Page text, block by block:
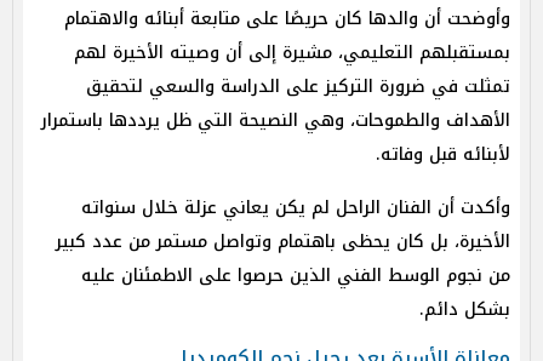
وأوضحت أن والدها كان حريصًا على متابعة أبنائه والاهتمام
بمستقبلهم التعليمي، مشيرة إلى أن وصيته الأخيرة لهم
تمثلت في ضرورة التركيز على الدراسة والسعي لتحقيق
الأهداف والطموحات، وهي النصيحة التي ظل يرددها باستمرار
لأبنائه قبل وفاته.
وأكدت أن الفنان الراحل لم يكن يعاني عزلة خلال سنواته
الأخيرة، بل كان يحظى باهتمام وتواصل مستمر من عدد كبير
من نجوم الوسط الفني الذين حرصوا على الاطمئنان عليه
بشكل دائم.